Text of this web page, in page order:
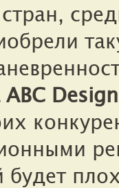
стран,
Design